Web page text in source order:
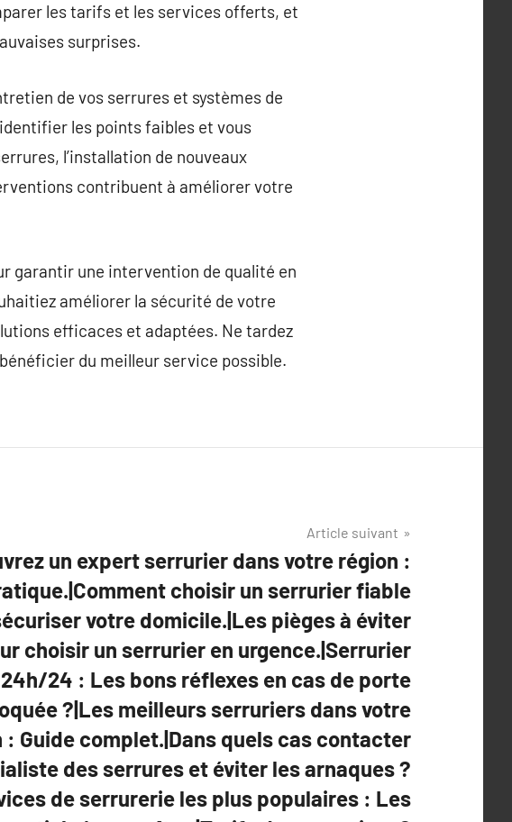
les tarifs et les services offerts, et
surprises.
de vos serrures et systèmes de
les points faibles et vous
l’installation de nouveaux
contribuent à améliorer votre
garantir une intervention de qualité en
améliorer la sécurité de votre
efficaces et adaptées. Ne tardez
du meilleur service possible.
Article suivant
un expert serrurier dans votre région :
choisir un serrurier fiable
votre domicile.|Les pièges à éviter
choisir un serrurier en urgence.|Serrurier
24h/24 : Les bons réflexes en cas de porte
?|Les meilleurs serruriers dans votre
: Guide complet.|Dans quels cas contacter
des serrures et éviter les arnaques ?
de serrurerie les plus populaires : Les